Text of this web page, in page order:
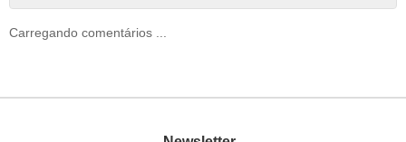
Carregando comentários ...